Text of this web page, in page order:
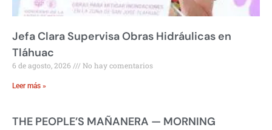
Jefa Clara Supervisa Obras Hidráulicas en
Tláhuac
6 de agosto, 2026 No hay comentarios
Leer más »
THE PEOPLE’S MAÑANERA — MORNING